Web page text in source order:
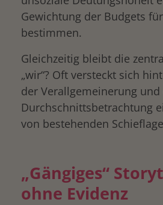
Gewichtung der Budgets
bestimmen.
Gleichzeitig bleibt die
„wir“? Oft versteckt sich
der Verallgemeinerung
Durchschnittsbetrachtung
von bestehenden
„Gängiges“
ohne Evidenz